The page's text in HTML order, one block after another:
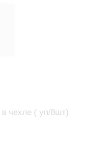
чехле ( уп/8шт)